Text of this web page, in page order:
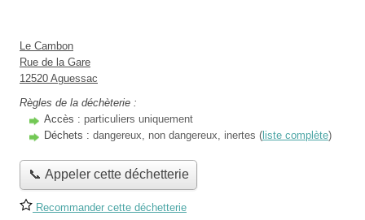
Le Cambon
Rue de la Gare
12520 Aguessac
Règles de la déchèterie :
Accès : particuliers uniquement
Déchets : dangereux, non dangereux, inertes ( liste complète)
📞 Appeler cette déchetterie
Recommander cette déchetterie